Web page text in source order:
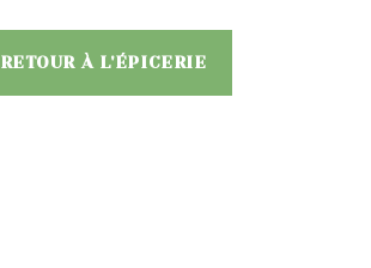
RETOUR À L'ÉPICERIE